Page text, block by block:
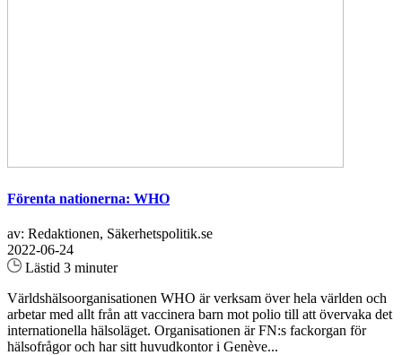
Förenta nationerna: WHO
av: Redaktionen, Säkerhetspolitik.se
2022-06-24
Lästid 3 minuter
Världshälsoorganisationen WHO är verksam över hela världen och
arbetar med allt från att vaccinera barn mot polio till att övervaka det
internationella hälsoläget. Organisationen är FN:s fackorgan för
hälsofrågor och har sitt huvudkontor i Genève...